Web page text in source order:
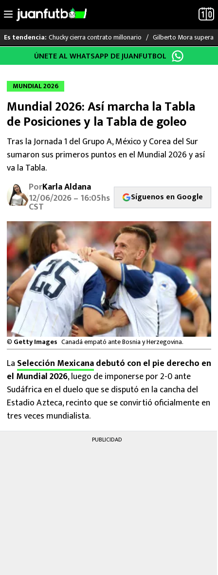
al
Es tendencia: Chucky cierra contrato millonario Gilberto Mora supera
LO ÚLTIMO
LIGA MX
RAYADOS
ATLANTE
FUTBOL INTERNACIONAL
MEXICANOS EN EL EXTRANJERO
FUTBOL ESTUFA
FÓRMULA 1
BOXEO
LIGA MX
NFL
ÚNETE AL WHATSAPP DE JUANFUTBOL
MUNDIAL 2026
Mundial 2026: Así marcha la Tabla
de Posiciones y la Tabla de goleo
Tras la Jornada 1 del Grupo A, México y Corea del Sur
sumaron sus primeros puntos en el Mundial 2026 y así
va la Tabla.
PorKarla Aldana
12/06/2026 – 16:05hs
CST
Síguenos en Google
© Getty Images Canadá empató ante Bosnia y Herzegovina.
La Selección Mexicanadebutó con el pie derecho en
el Mundial 2026, luego de imponerse por 2-0 ante
Sudáfrica en el duelo que se disputó en la cancha del
Estadio Azteca, recinto que se convirtió oficialmente en
tres veces mundialista.
PUBLICIDAD